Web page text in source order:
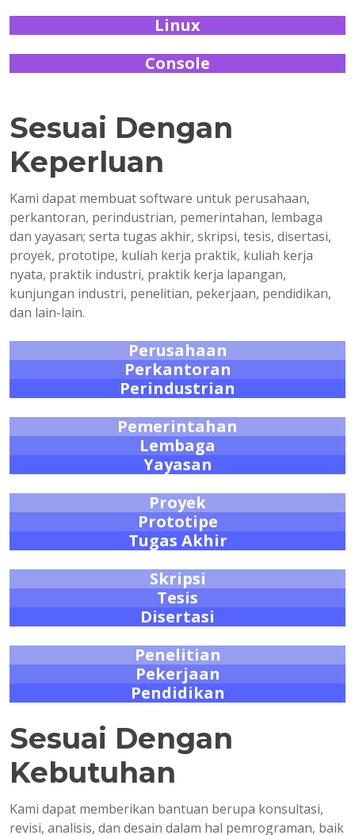
Linux
Console
Sesuai Dengan
Keperluan
Kami dapat membuat software untuk perusahaan,
perkantoran, perindustrian, pemerintahan, lembaga
dan yayasan; serta tugas akhir, skripsi, tesis, disertasi,
proyek, prototipe, kuliah kerja praktik, kuliah kerja
nyata, praktik industri, praktik kerja lapangan,
kunjungan industri, penelitian, pekerjaan, pendidikan,
dan lain-lain.
Perusahaan
Perkantoran
Perindustrian
Pemerintahan
Lembaga
Yayasan
Proyek
Prototipe
Tugas Akhir
Skripsi
Tesis
Disertasi
Penelitian
Pekerjaan
Pendidikan
Sesuai Dengan
Kebutuhan
Kami dapat memberikan bantuan berupa konsultasi,
revisi, analisis, dan desain dalam hal pemrograman, baik